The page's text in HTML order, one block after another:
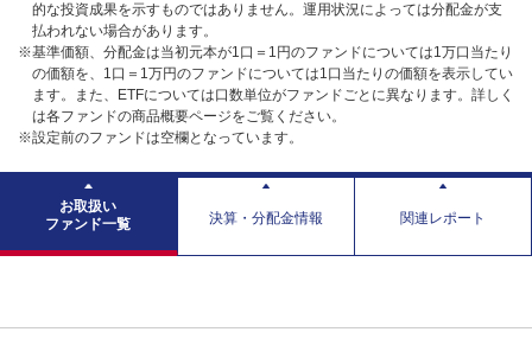
的な投資成果を示すものではありません。運用状況によっては分配金が支
払われない場合があります。
※基準価額、分配金は当初元本が1口＝1円のファンドについては1万口当たり
の価額を、1口＝1万円のファンドについては1口当たりの価額を表示してい
ます。また、ETFについては口数単位がファンドごとに異なります。詳しく
は各ファンドの商品概要ページをご覧ください。
※設定前のファンドは空欄となっています。
お取扱い
ファンド一覧
決算・分配金情報 関連レポート